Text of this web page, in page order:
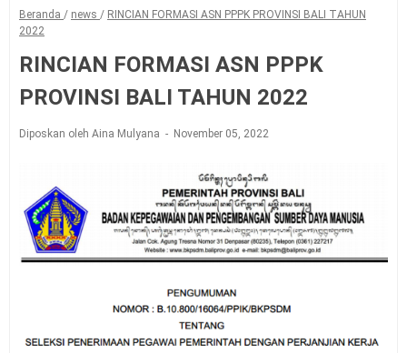
Beranda / news / RINCIAN FORMASI ASN PPPK PROVINSI BALI TAHUN
2022
RINCIAN FORMASI ASN PPPK
PROVINSI BALI TAHUN 2022
Diposkan oleh Aina Mulyana November 05, 2022